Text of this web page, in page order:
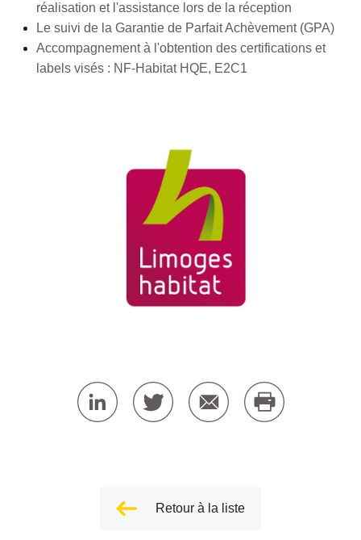
réalisation et l'assistance lors de la réception
Le suivi de la Garantie de Parfait Achèvement (GPA)
Accompagnement à l'obtention des certifications et
labels visés : NF-Habitat HQE, E2C1
Retour à la liste